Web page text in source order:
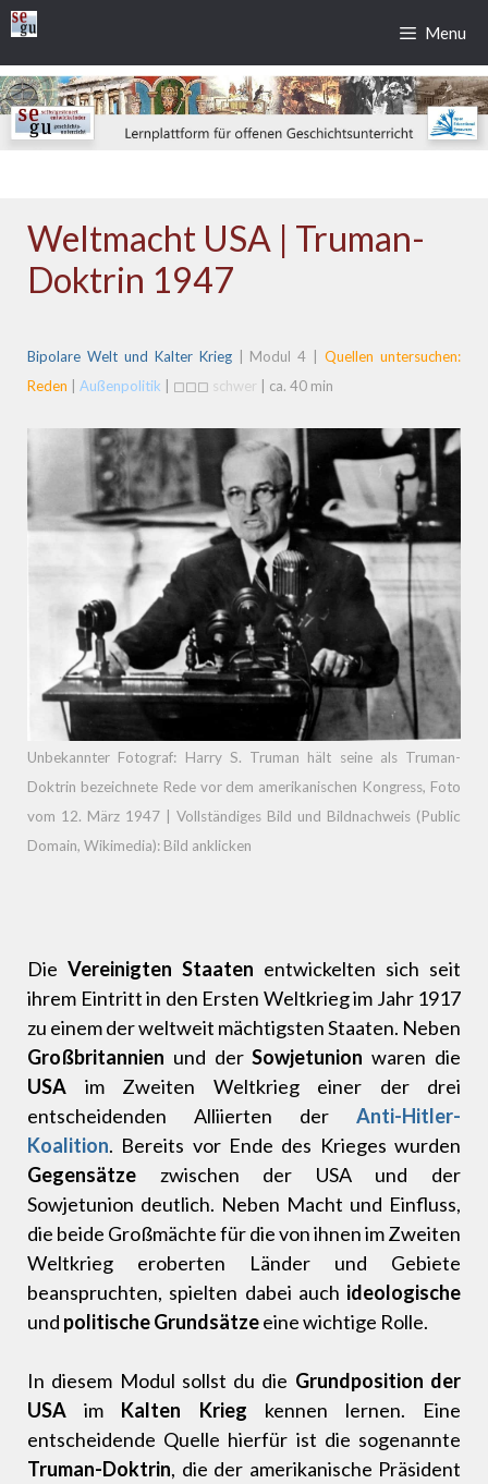
Zum
Inhalt
springen
Menu
Weltmacht USA | Truman-
Doktrin 1947
Bipolare Welt und Kalter Krieg| Modul 4 |Quellen untersuchen:
Reden
Außenpolitik | ◻◻◻ schwer | ca. 40 min
Unbekannter Fotograf: Harry S. Truman hält seine als Truman-
Doktrin bezeichnete Rede vor dem amerikanischen Kongress, Foto
vom 12. März 1947 | Vollständiges Bild und Bildnachweis (Public
Domain, Wikimedia): Bild anklicken
Die Vereinigten Staaten entwickelten sich seit
ihrem Eintritt in den Ersten Weltkrieg im Jahr 1917
zu einem der weltweit mächtigsten Staaten. Neben
Großbritannien und derSowjetunion waren die
USA im Zweiten Weltkrieg einer der drei
entscheidenden Alliierten der Anti-Hitler-
Koalition. Bereits vor Ende des Krieges wurden
Gegensätze zwischen der USA und der
Sowjetunion deutlich. Neben Macht und Einfluss,
die beide Großmächte für die von ihnen im Zweiten
Weltkrieg eroberten Länder und Gebiete
beanspruchten, spielten dabei auch ideologische
und politische Grundsätzeeine wichtige Rolle.
In diesem Modul sollst du die Grundposition der
USA im Kalten Krieg kennen lernen. Eine
entscheidende Quelle hierfür ist die sogenannte
Truman-Doktrin, die der amerikanische Präsident